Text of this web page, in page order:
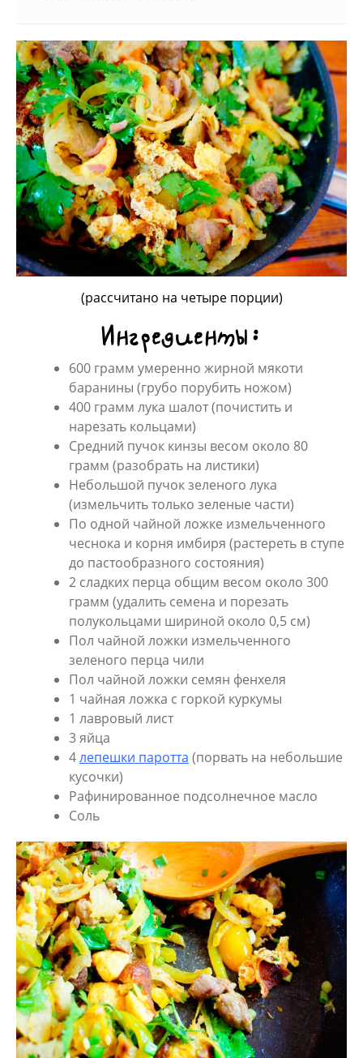
(рассчитано на четыре порции)
Ингредиенты:
600 грамм умеренно жирной мякоти
баранины (грубо порубить ножом)
400 грамм лука шалот (почистить и
нарезать кольцами)
Средний пучок кинзы весом около 80
грамм (разобрать на листики)
Небольшой пучок зеленого лука
(измельчить только зеленые части)
По одной чайной ложке измельченного
чеснока и корня имбиря (растереть в ступе
до пастообразного состояния)
2 сладких перца общим весом около 300
грамм (удалить семена и порезать
полукольцами шириной около 0,5 см)
Пол чайной ложки измельченного
зеленого перца чили
Пол чайной ложки семян фенхеля
1 чайная ложка с горкой куркумы
1 лавровый лист
3 яйца
4лепешки паротта (порвать на небольшие
кусочки)
Рафинированное подсолнечное масло
Соль